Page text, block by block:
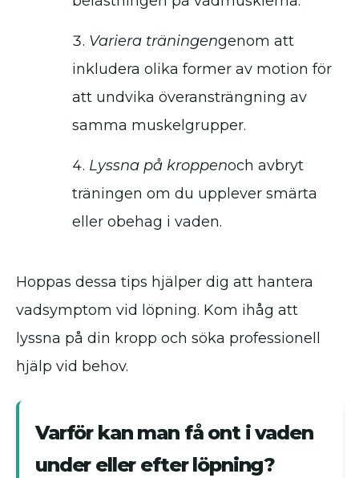
Variera träningengenom att
inkludera olika former av motion för
att undvika överansträngning av
samma muskelgrupper.
Lyssna på kroppenoch avbryt
träningen om du upplever smärta
eller obehag i vaden.
Hoppas dessa tips hjälper dig att hantera
vadsymptom vid löpning. Kom ihåg att
lyssna på din kropp och söka professionell
hjälp vid behov.
Varför kan man få ont i vaden
under eller efter löpning?